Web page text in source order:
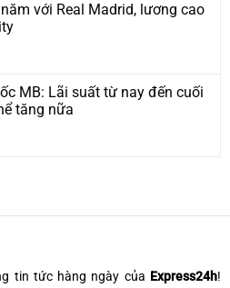
với Real Madrid, lương cao
MB: Lãi suất từ nay đến cuối
tăng nữa
tin tức hàng ngày của Express24h!